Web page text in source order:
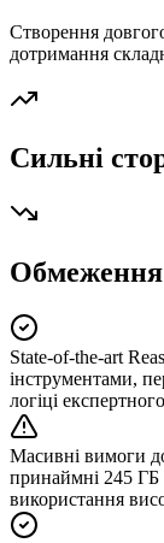
Створення
дотримання
Сильні
Обмеження
State-of-the-art
інструментами,
логіці
Масивні вимоги
принаймні 245
використання